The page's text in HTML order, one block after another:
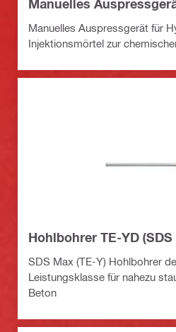
Manuelles
Manuelles Auspressgerät für
Injektionsmörtel zur
Hohlbohrer TE-YD
SDS Max (TE-Y) Hohlbohrer
Leistungsklasse für nahezu
Beton